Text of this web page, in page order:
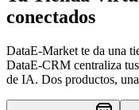
conectados
DataE-Market te da una
DataE-CRM centraliza
de IA. Dos productos,